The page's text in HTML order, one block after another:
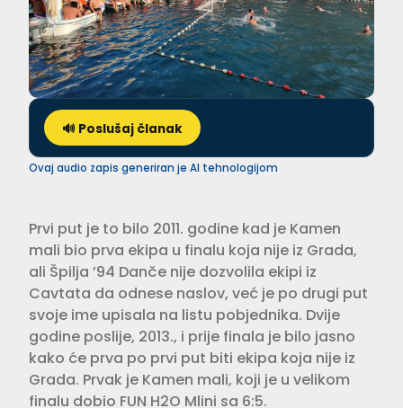
🔊 Poslušaj članak
Ovaj audio zapis generiran je AI tehnologijom
Prvi put je to bilo 2011. godine kad je Kamen
mali bio prva ekipa u finalu koja nije iz Grada,
ali Špilja ’94 Danče nije dozvolila ekipi iz
Cavtata da odnese naslov, već je po drugi put
svoje ime upisala na listu pobjednika. Dvije
godine poslije, 2013., i prije finala je bilo jasno
kako će prva po prvi put biti ekipa koja nije iz
Grada. Prvak je Kamen mali, koji je u velikom
finalu dobio FUN H2O Mlini sa 6:5.